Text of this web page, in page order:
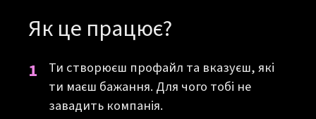
Як це працює?
1
Ти створюєш профайл та вказуєш, які
ти маєш бажання. Для чого тобі не
завадить компанія.